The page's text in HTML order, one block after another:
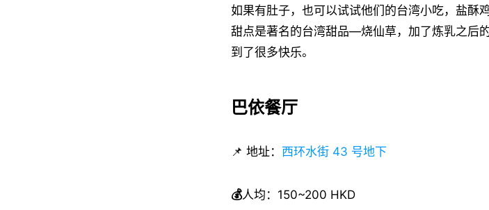
如果有肚子，也可以试试他们的台湾小吃，盐酥
甜点是著名的台湾甜品—烧仙草，加了炼乳之后
到了很多快乐。
巴依餐厅
📌 地址： 西环水街 43 号地下
💰人均：150~200 HKD